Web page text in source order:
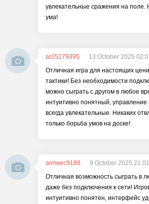
увлекательные сражения на поле.
ума!
ar25279395
13 October 2025
Отличная игра для настоящих
тактики! Без необходимости
можно сыграть с другом в любое
интуитивно понятный, управление
всегда увлекательные. Никаких
только борьба умов на доске!
armeec9188
9 October 2025 21:01
Отличная возможность сыграть в
даже без подключения к сети!
интуитивно понятен, интерфейс